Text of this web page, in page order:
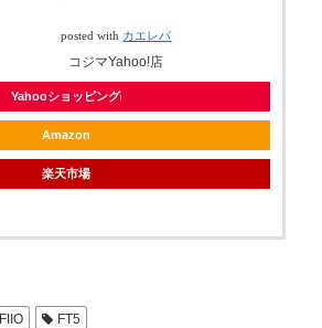
posted with カエレバ
コジマYahoo!店
Yahooショッピング
Amazon
楽天市場
FIIO FT5